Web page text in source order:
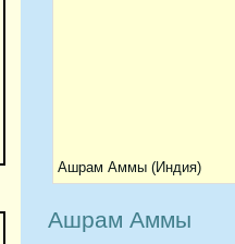
Ашрам Аммы (Индия)
Ашрам Аммы